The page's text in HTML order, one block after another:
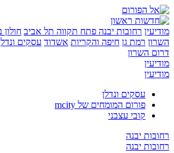
רחובות יבנהפתח תקווה תל אביב חולון בת ים
רמת גן חיפה והקריות אשדוד עסקים ונדלן ערי
עסקים ונדלן
פורום המומחים של mcity
קובי עצבני
יבנה
יבנה